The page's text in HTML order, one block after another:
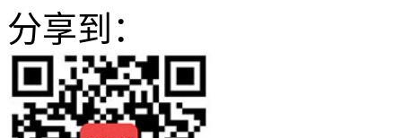
分享到：